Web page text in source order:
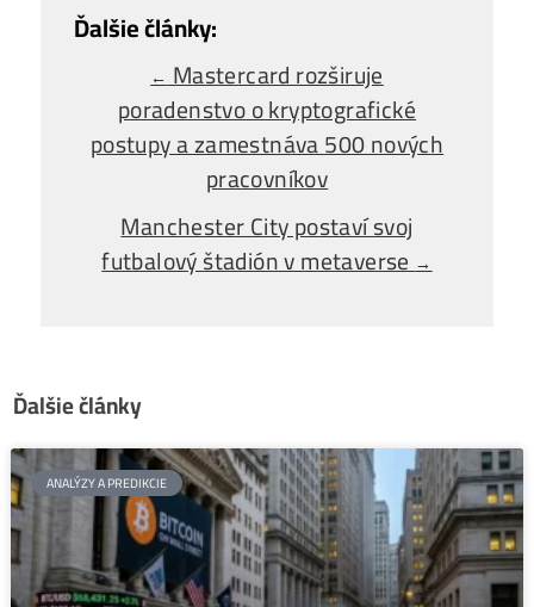
Ako Vybrať
Alebo - pýtaj sa
Ozvi sa a naši odborníci Tiporadiaindividuálne.
Opýtaj sa Nás
poradenstvo o kryptografické
postupy a zamestnáva 500 nových
pracovníkov
Manchester City postaví svoj